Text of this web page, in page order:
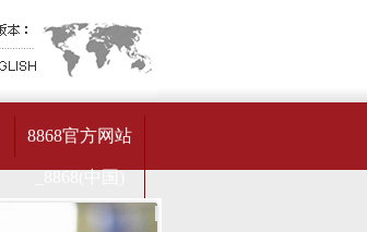
8868官方网站